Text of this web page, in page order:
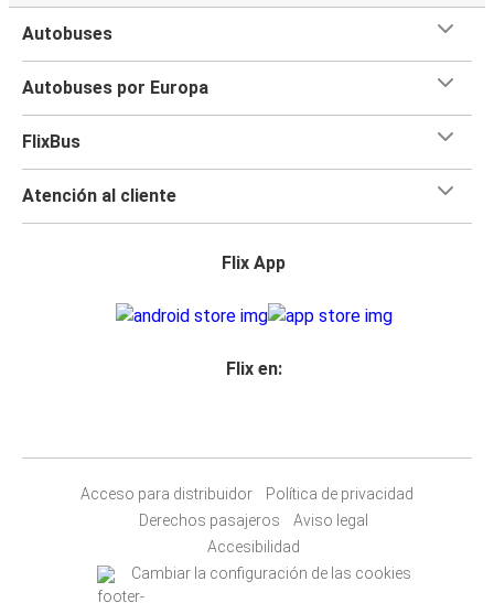
Autobuses
Autobuses por Europa
FlixBus
Atención al cliente
Flix App
Flix en:
Acceso para distribuidor
Política de privacidad
Derechos pasajeros
Aviso legal
Accesibilidad
Cambiar la configuración de las cookies